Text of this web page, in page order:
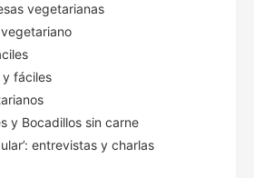
vegetarianas
y fáciles
y Bocadillos sin carne
entrevistas y charlas